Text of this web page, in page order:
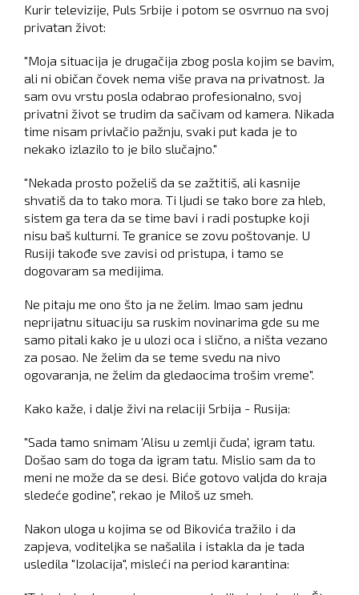
Kurir televizije, Puls Srbije i potom se osvrnuo na svoj
privatan život:
"Moja situacija je drugačija zbog posla kojim se bavim,
ali ni običan čovek nema više prava na privatnost. Ja
sam ovu vrstu posla odabrao profesionalno, svoj
privatni život se trudim da sačivam od kamera. Nikada
time nisam privlačio pažnju, svaki put kada je to
nekako izlazilo to je bilo slučajno."
"Nekada prosto poželiš da se zažtitiš, ali kasnije
shvatiš da to tako mora. Ti ljudi se tako bore za hleb,
sistem ga tera da se time bavi i radi postupke koji
nisu baš kulturni. Te granice se zovu poštovanje. U
Rusiji takođe sve zavisi od pristupa, i tamo se
dogovaram sa medijima.
Ne pitaju me ono što ja ne želim. Imao sam jednu
neprijatnu situaciju sa ruskim novinarima gde su me
samo pitali kako je u ulozi oca i slično, a ništa vezano
za posao. Ne želim da se teme svedu na nivo
ogovaranja, ne želim da gledaocima trošim vreme".
Kako kaže, i dalje živi na relaciji Srbija - Rusija:
"Sada tamo snimam 'Alisu u zemlji čuda', igram tatu.
Došao sam do toga da igram tatu. Mislio sam da to
meni ne može da se desi. Biće gotovo valjda do kraja
sledeće godine", rekao je Miloš uz smeh.
Nakon uloga u kojima se od Bikovića tražilo i da
zapjeva, voditeljka se našalila i istakla da je tada
usledila "Izolacija", misleći na period karantina: